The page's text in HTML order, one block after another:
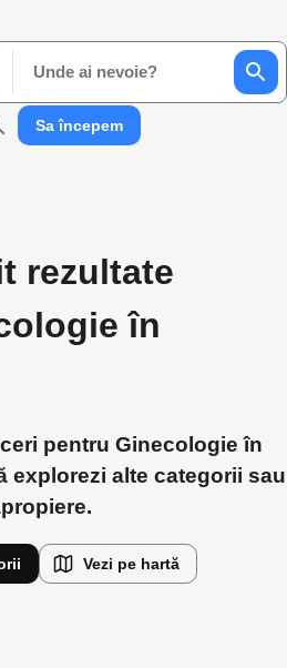
Unde ai nevoie?
Sa începem
rezultate
în
pentru Ginecologie în
explorezi alte categorii sau
Vezi pe hartă